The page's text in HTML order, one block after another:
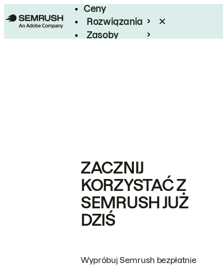
Ceny
Rozwiązania
Zasoby
ZACZNIJ
KORZYSTAĆ Z
SEMRUSH JUŻ
DZIŚ
Wypróbuj Semrush bezpłatnie